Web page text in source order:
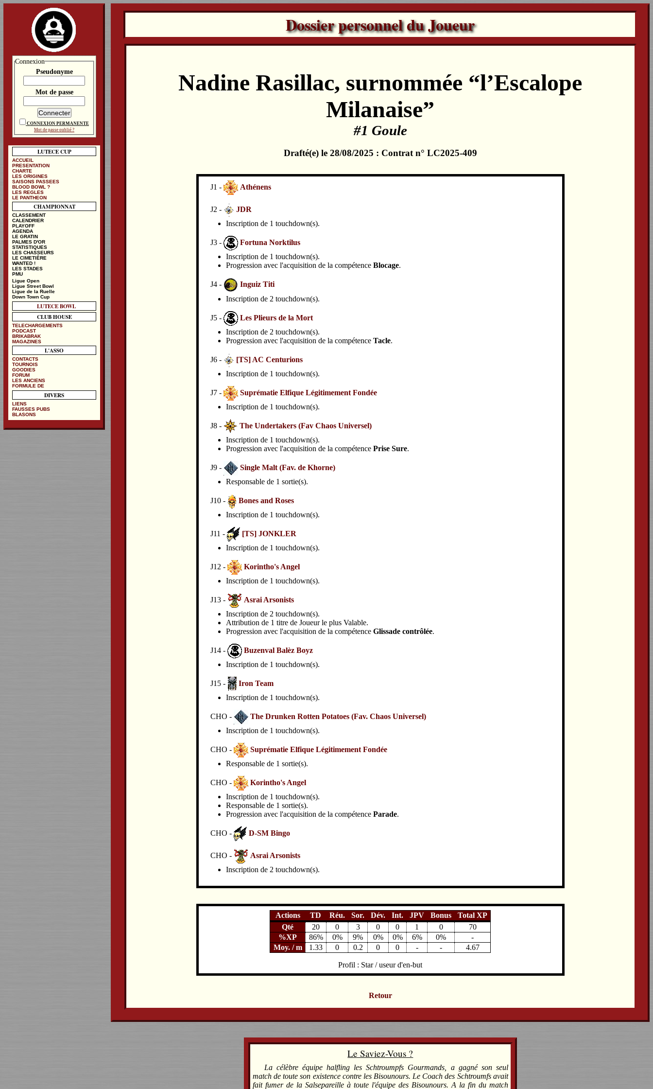
Dossier personnel du Joueur
Nadine Rasillac, surnommée “l’Escalope
Milanaise”
#1 Goule
Drafté(e) le 28/08/2025 : Contrat n° LC2025-409
J1 - Athénens
J2 -
JDR
Inscription de 1 touchdown(s).
J3 -
Fortuna Norktilus
Inscription de 1 touchdown(s).
Progression avec l'acquisition de la compétence Blocage.
J4 -
Inguiz Titi
Inscription de 2 touchdown(s).
J5 -
Les Plieurs de la Mort
Inscription de 2 touchdown(s).
Progression avec l'acquisition de la compétence Tacle.
J6 -
[TS] AC Centurions
Inscription de 1 touchdown(s).
J7 -
Suprématie Elfique Légitimement Fondée
Inscription de 1 touchdown(s).
J8 -
The Undertakers (Fav Chaos Universel)
Inscription de 1 touchdown(s).
Progression avec l'acquisition de la compétence Prise Sure.
J9 -
Single Malt (Fav. de Khorne)
Responsable de 1 sortie(s).
J10 -
Bones and Roses
Inscription de 1 touchdown(s).
J11 -
[TS] JONKLER
Inscription de 1 touchdown(s).
J12 -
Korintho's Angel
Inscription de 1 touchdown(s).
J13 -
Asrai Arsonists
Inscription de 2 touchdown(s).
Attribution de 1 titre de Joueur le plus Valable.
Progression avec l'acquisition de la compétence Glissade contrôlée.
J14 -
Buzenval Balèz Boyz
Inscription de 1 touchdown(s).
J15 -
Iron Team
Inscription de 1 touchdown(s).
CHO -
The Drunken Rotten Potatoes (Fav. Chaos Universel)
Inscription de 1 touchdown(s).
CHO -
Suprématie Elfique Légitimement Fondée
Responsable de 1 sortie(s).
CHO -
Korintho's Angel
Inscription de 1 touchdown(s).
Responsable de 1 sortie(s).
Progression avec l'acquisition de la compétence Parade.
CHO - D-SM Bingo
CHO -
Asrai Arsonists
Inscription de 2 touchdown(s).
Actions TD Réu. Sor. Dév. Int. JPV Bonus
Total XP
Qté
20 0 3 0 0 1 0
70
%XP
86% 0% 9% 0% 0% 6% 0%
-
Moy. / m
1.33 0 0.2 0 0 - - 4.67
Profil : Star / useur d'en-but
Retour
Le Saviez-Vous ?
La célèbre équipe halfling les Schtroumpfs Gourmands, a gagné son seul
match de toute son existence contre les Bisounours. Le Coach des Schtroumfs avait
fait fumer de la Salsepareille à toute l'équipe des Bisounours. A la fin du match
Connexion
Pseudonyme
Mot de passe
CONNEXION PERMANENTE
Mot de passe oublié ?
LUTECE CUP
ACCUEIL
PRESENTATION
CHARTE
LES ORIGINES
SAISONS PASSEES
BLOOD BOWL ?
LES REGLES
LE PANTHEON
CHAMPIONNAT
CLASSEMENT
CALENDRIER
PLAYOFF
AGENDA
LE GRATIN
PALMES D'OR
STATISTIQUES
LES CHASSEURS
LE CIMETIÈRE
WANTED !
LES STADES
PMU
Ligue Open
Ligue Street Bowl
Ligue de la Ruelle
Down Town Cup
LUTECE BOWL
CLUB HOUSE
TELECHARGEMENTS
PODCAST
BRIKABRAK
MAGAZINES
L'ASSO
CONTACTS
TOURNOIS
GOODIES
FORUM
LES ANCIENS
FORMULE DE
DIVERS
LIENS
FAUSSES PUBS
BLASONS